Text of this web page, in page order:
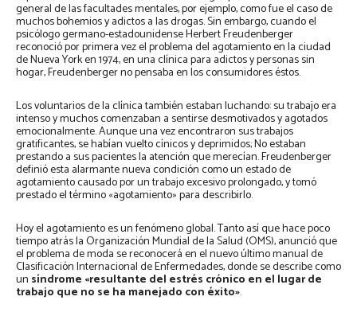
general de las facultades mentales, por ejemplo, como fue el caso de
muchos bohemios y adictos a las drogas. Sin embargo, cuando el
psicólogo germano-estadounidense Herbert Freudenberger
reconoció por primera vez el problema del agotamiento en la ciudad
de Nueva York en 1974, en una clínica para adictos y personas sin
hogar, Freudenberger no pensaba en los consumidores éstos.
Los voluntarios de la clínica también estaban luchando: su trabajo era
intenso y muchos comenzaban a sentirse desmotivados y agotados
emocionalmente. Aunque una vez encontraron sus trabajos
gratificantes, se habían vuelto cínicos y deprimidos; No estaban
prestando a sus pacientes la atención que merecían. Freudenberger
definió esta alarmante nueva condición como un estado de
agotamiento causado por un trabajo excesivo prolongado, y tomó
prestado el término «agotamiento» para describirlo.
Hoy el agotamiento es un fenómeno global. Tanto así que hace poco
tiempo atrás la Organización Mundial de la Salud (OMS), anunció que
el problema de moda se reconocerá en el nuevo último manual de
Clasificación Internacional de Enfermedades, donde se describe como
un síndrome «resultante del estrés crónico en el lugar de
trabajo que no se ha manejado con éxito».